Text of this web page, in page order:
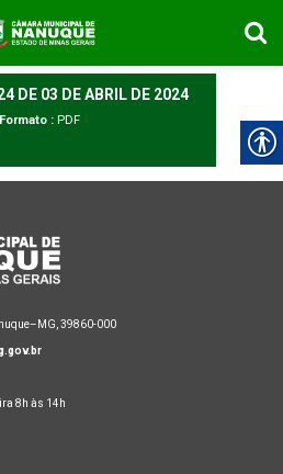
DE 03 DE ABRIL DE 2024
Formato : PDF
39860-000
8h às 14h